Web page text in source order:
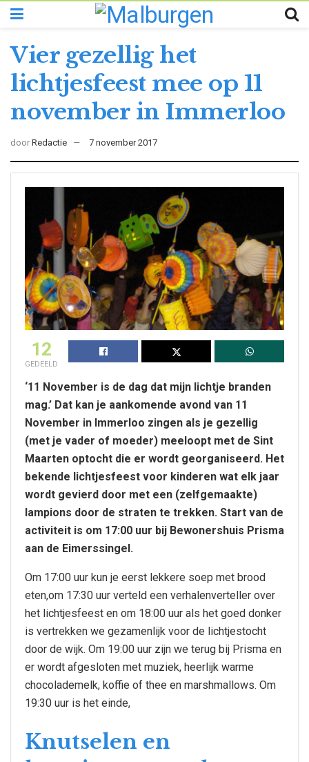
Vier gezellig het
lichtjesfeest mee op 11
november in Immerloo
door Redactie 7 november 2017
12
GEDEELD
‘11 November is de dag dat mijn lichtje branden
mag.’ Dat kan je aankomende avond van 11
November in Immerloo zingen als je gezellig
(met je vader of moeder) meeloopt met de Sint
Maarten optocht die er wordt georganiseerd. Het
bekende lichtjesfeest voor kinderen wat elk jaar
wordt gevierd door met een (zelfgemaakte)
lampions door de straten te trekken. Start van de
activiteit is om 17:00 uur bij Bewonershuis Prisma
aan de Eimerssingel.
Om 17:00 uur kun je eerst lekkere soep met brood
eten,om 17:30 uur verteld een verhalenverteller over
het lichtjesfeest en om 18:00 uur als het goed donker
is vertrekken we gezamenlijk voor de lichtjestocht
door de wijk. Om 19:00 uur zijn we terug bij Prisma en
er wordt afgesloten met muziek, heerlijk warme
chocolademelk, koffie of thee en marshmallows. Om
19:30 uur is het einde,
Knutselen en